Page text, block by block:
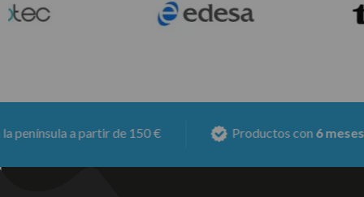
a partir de 150 € Productos con6 meses de